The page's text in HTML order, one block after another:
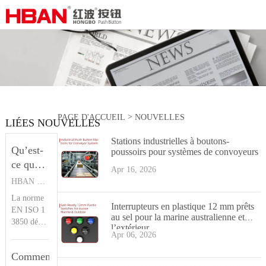
LIÉES NOUVELLES
Qu’est-
ce que
l’ISO
13850 ?
Bouton-
poussoir
La norme
EN ISO 1
3850 défin
ception de
Comment
PAGE D'ACCUEIL > NOUVELLES
Stations industrielles à boutons-
poussoirs pour systèmes de convoyeurs
Apr 16, 2026
Interrupteurs en plastique 12 mm prêts
au sel pour la marine australienne et
l’extérieur
Apr 06, 2026